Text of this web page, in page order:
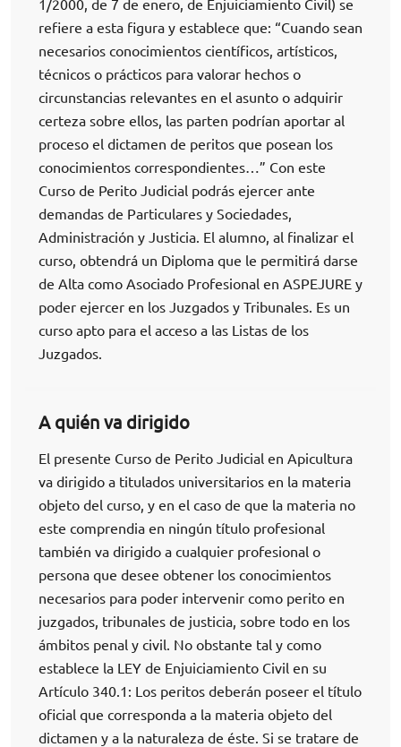
1/2000, de 7 de enero, de Enjuiciamiento Civil) se
refiere a esta figura y establece que: “Cuando sean
necesarios conocimientos científicos, artísticos,
técnicos o prácticos para valorar hechos o
circunstancias relevantes en el asunto o adquirir
certeza sobre ellos, las parten podrían aportar al
proceso el dictamen de peritos que posean los
conocimientos correspondientes…” Con este
Curso de Perito Judicial podrás ejercer ante
demandas de Particulares y Sociedades,
Administración y Justicia. El alumno, al finalizar el
curso, obtendrá un Diploma que le permitirá darse
de Alta como Asociado Profesional en ASPEJURE y
poder ejercer en los Juzgados y Tribunales. Es un
curso apto para el acceso a las Listas de los
Juzgados.
A quién va dirigido
El presente Curso de Perito Judicial en Apicultura
va dirigido a titulados universitarios en la materia
objeto del curso, y en el caso de que la materia no
este comprendia en ningún título profesional
también va dirigido a cualquier profesional o
persona que desee obtener los conocimientos
necesarios para poder intervenir como perito en
juzgados, tribunales de justicia, sobre todo en los
ámbitos penal y civil. No obstante tal y como
establece la LEY de Enjuiciamiento Civil en su
Artículo 340.1: Los peritos deberán poseer el título
oficial que corresponda a la materia objeto del
dictamen y a la naturaleza de éste. Si se tratare de